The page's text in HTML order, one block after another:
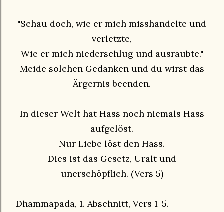
"Schau doch, wie er mich misshandelte und
verletzte,
Wie er mich niederschlug und ausraubte."
Meide solchen Gedanken und du wirst das
Ärgernis beenden.
In dieser Welt hat Hass noch niemals Hass
aufgelöst.
Nur Liebe löst den Hass.
Dies ist das Gesetz, Uralt und
unerschöpflich. (Vers 5)
Dhammapada, 1. Abschnitt, Vers 1-5.